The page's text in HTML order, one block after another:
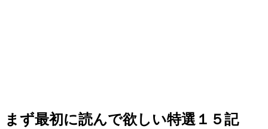
まず最初に読んで欲しい特選１５記